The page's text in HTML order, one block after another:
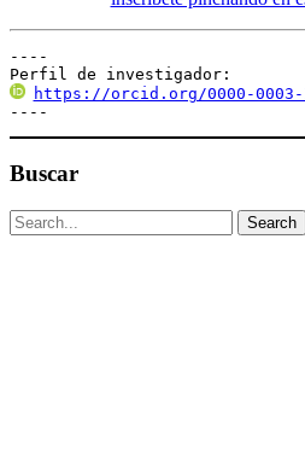
----
Perfil de investigador:
https://orcid.org/0000-0003-
----
Buscar